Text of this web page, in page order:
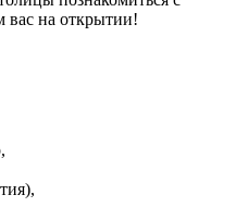
вас на открытии!